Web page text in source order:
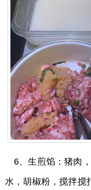
6、生煎馅：猪肉
水，胡椒粉，搅拌搅